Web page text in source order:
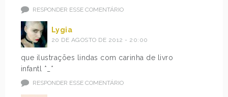
RESPONDER ESSE COMENTÁRIO
Lygia
20 DE AGOSTO DE 2012 - 20:00
que ilustrações lindas com carinha de livro
infantl *_*
RESPONDER ESSE COMENTÁRIO